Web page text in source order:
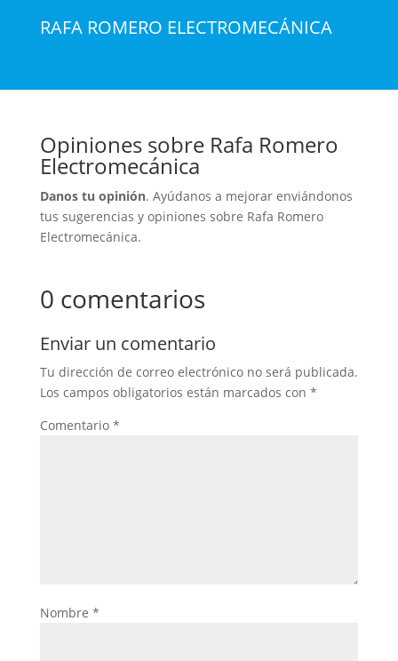
RAFA ROMERO ELECTROMECÁNICA
Opiniones sobre Rafa Romero
Electromecánica
Danos tu opinión. Ayúdanos a mejorar enviándonos
tus sugerencias y opiniones sobre Rafa Romero
Electromecánica.
0 comentarios
Enviar un comentario
Tu dirección de correo electrónico no será publicada.
Los campos obligatorios están marcados con *
Comentario *
Nombre *